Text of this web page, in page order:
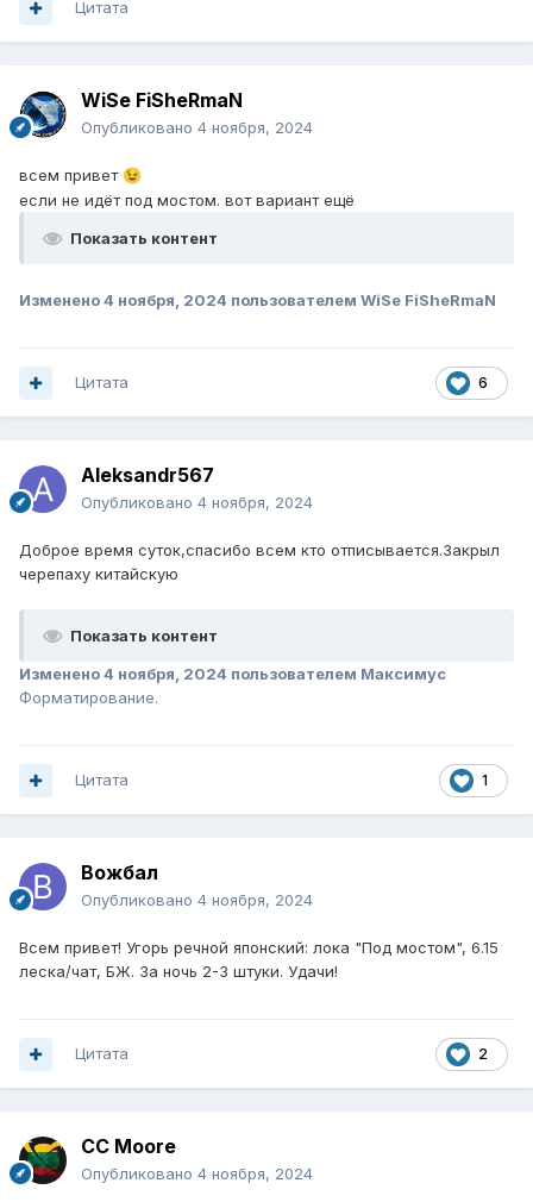
Цитата
WiSe FiSheRmaN
Опубликовано 4 ноября, 2024
всем привет 😉
если не идёт под мостом. вот вариант ещё
Показать контент
Изменено4 ноября, 2024 пользователем WiSe FiSheRmaN
6
Цитата
Aleksandr567
Опубликовано 4 ноября, 2024
Доброе время суток,спасибо всем кто отписывается.Закрыл
черепаху китайскую
Показать контент
Изменено4 ноября, 2024 пользователем Максимус
Форматирование.
1
Цитата
Вожбал
Опубликовано 4 ноября, 2024
Всем привет! Угорь речной японский: лока "Под мостом", 6.15
леска/чат, БЖ. За ночь 2-3 штуки. Удачи!
2
Цитата
CC Moore
Опубликовано 4 ноября, 2024